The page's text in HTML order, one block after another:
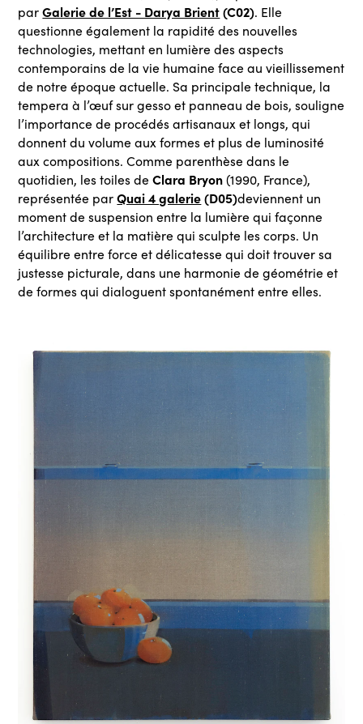
parGalerie de l’Est - Darya Brient(C02). Elle
questionne également la rapidité des nouvelles
technologies, mettant en lumière des aspects
contemporains de la vie humaine face au vieillissement
de notre époque actuelle. Sa principale technique, la
tempera à l’œuf sur gesso et panneau de bois, souligne
l’importance de procédés artisanaux et longs, qui
donnent du volume aux formes et plus de luminosité
aux compositions. Comme parenthèse dans le
quotidien, les toiles deClara Bryon(1990, France),
représentée par Quai 4 galerie(D05)deviennent un
moment de suspension entre la lumière qui façonne
l’architecture et la matière qui sculpte les corps. Un
équilibre entre force et délicatesse qui doit trouver sa
justesse picturale, dans une harmonie de géométrie et
de formes qui dialoguent spontanément entre elles.